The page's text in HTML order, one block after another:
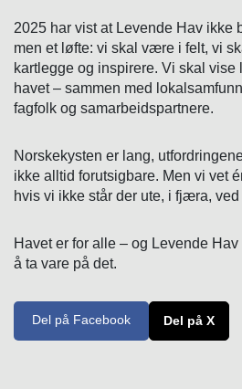
2025 har vist at Levende Hav ikke
men et løfte: vi skal være i felt, vi
kartlegge og inspirere. Vi skal
havet – sammen med
fagfolk og samarbeidspartnere.
Norskekysten er lang,
ikke alltid forutsigbare. Men vi vet
hvis vi ikke står der ute, i fjæra,
Havet er for alle – og Levende
å ta vare på det.
Del på Facebook Del på X